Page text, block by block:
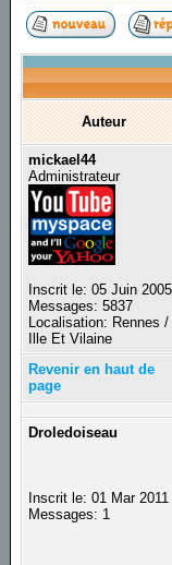
Auteur
mickael44
Administrateur
Inscrit le: 05 Juin 2005
Messages: 5837
Localisation: Rennes /
Ille Et Vilaine
Revenir en haut de
page
Droledoiseau
Inscrit le: 01 Mar 2011
Messages: 1